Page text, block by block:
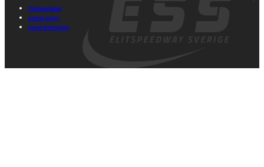
Tillgänglighet
Cookie policy
Integritetspolicy